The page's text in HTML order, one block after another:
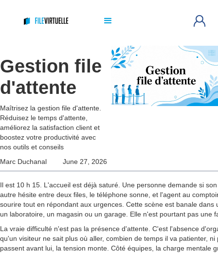
Gestion file
d'attente
Maîtrisez la gestion file d'attente.
Réduisez le temps d'attente,
améliorez la satisfaction client et
boostez votre productivité avec
nos outils et conseils
Marc Duchanal
June 27, 2026
Il est 10 h 15. L'accueil est déjà saturé. Une personne demande si
autre hésite entre deux files, le téléphone sonne, et l'agent au
sourire tout en répondant aux urgences. Cette scène est banale dans
un laboratoire, un magasin ou un garage. Elle n'est pourtant pas une
La vraie difficulté n'est pas la présence d'attente. C'est l'absence
qu'un visiteur ne sait plus où aller, combien de temps il va patienter,
passent avant lui, la tension monte. Côté équipes, la charge mentale